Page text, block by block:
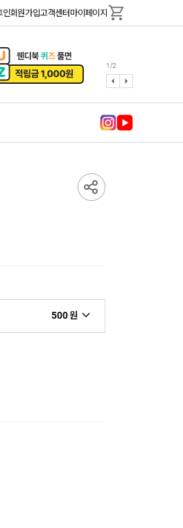
인회원가입고객센터 마이페이지
1/2
500 원